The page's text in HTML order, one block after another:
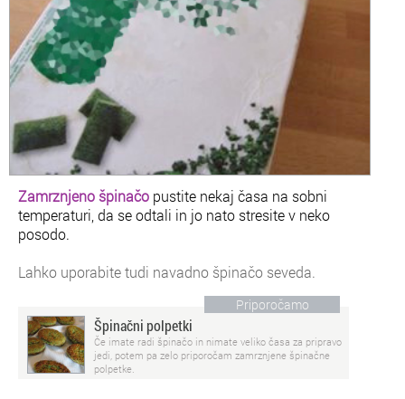
Zamrznjeno špinačo pustite nekaj časa na sobni
temperaturi, da se odtali in jo nato stresite v neko
posodo.
Lahko uporabite tudi navadno špinačo seveda.
Priporočamo
Špinačni polpetki
Če imate radi špinačo in nimate veliko časa za pripravo
jedi, potem pa zelo priporočam zamrznjene špinačne
polpetke.